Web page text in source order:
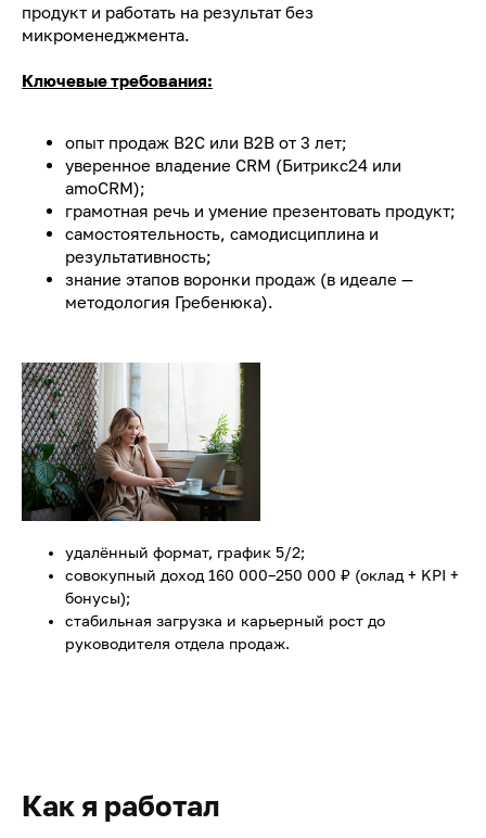
продукт и работать на результат без
микроменеджмента.
Ключевые требования:
опыт продаж B2C или B2B от 3 лет;
уверенное владение CRM (Битрикс24 или
amoCRM);
грамотная речь и умение презентовать продукт;
самостоятельность, самодисциплина и
результативность;
знание этапов воронки продаж (в идеале —
методология Гребенюка).
удалённый формат, график 5/2;
совокупный доход 160 000–250 000 ₽ (оклад + KPI +
бонусы);
стабильная загрузка и карьерный рост до
руководителя отдела продаж.
Как я работал